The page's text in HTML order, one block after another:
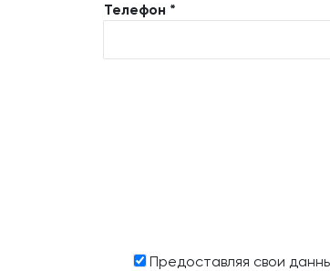
Телефон *
Предоставляя свои